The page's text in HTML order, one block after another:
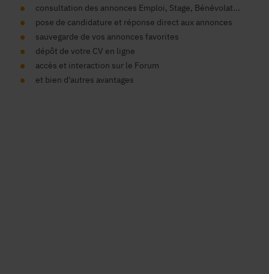
consultation des annonces Emploi, Stage, Bénévolat...
pose de candidature et réponse direct aux annonces
sauvegarde de vos annonces favorites
dépôt de votre CV en ligne
accès et interaction sur le Forum
et bien d'autres avantages